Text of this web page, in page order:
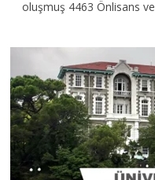
oluşmuş 4463 Önlisans ve